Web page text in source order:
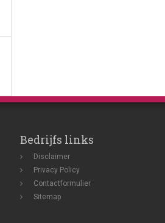
Bedrijfs links
Disclaimer
Privacy Policy
Contactformulier
Sitemap